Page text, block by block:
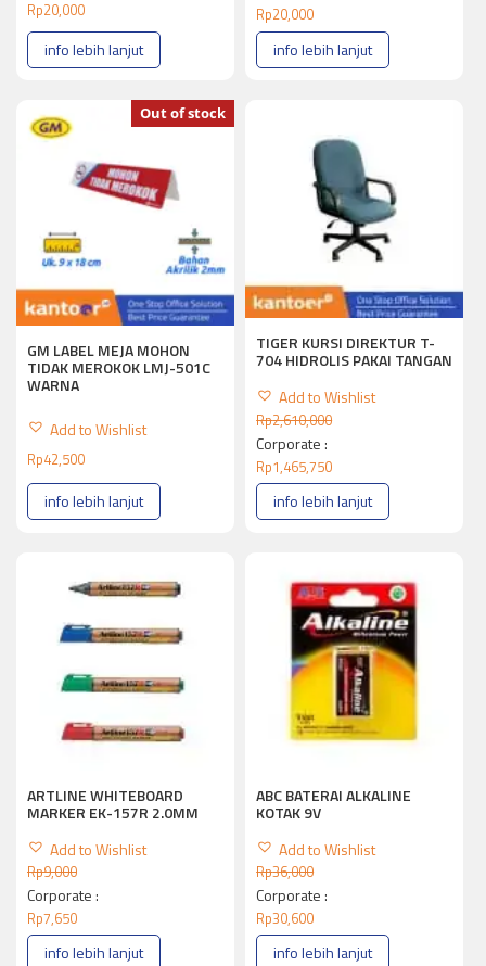
Rp20,000
info lebih lanjut
Rp20,000
info lebih lanjut
GM LABEL MEJA MOHON
TIDAK MEROKOK LMJ-501C
WARNA
Add to Wishlist
Out of stock
Rp42,500
info lebih lanjut
TIGER KURSI DIREKTUR T-
704 HIDROLIS PAKAI TANGAN
Add to Wishlist
Rp2,610,000
Corporate :
Rp1,465,750
info lebih lanjut
ARTLINE WHITEBOARD
MARKER EK-157R 2.0MM
Add to Wishlist
Rp9,000
Corporate :
Rp7,650
info lebih lanjut
ABC BATERAI ALKALINE
KOTAK 9V
Add to Wishlist
Rp36,000
Corporate :
Rp30,600
info lebih lanjut